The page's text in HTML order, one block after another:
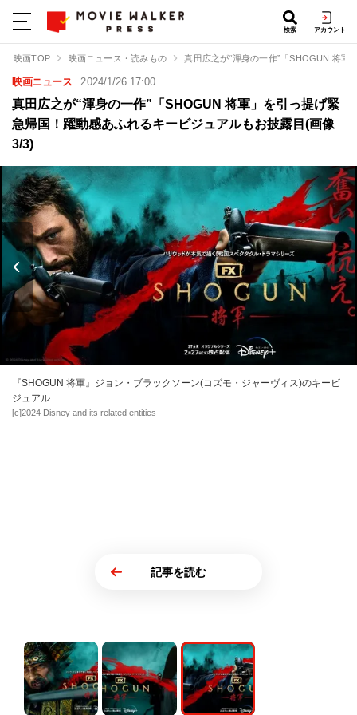
検索 アカウント
映画TOP 映画ニュース・読みもの 真田広之が“渾身の一作”「SHOGUN 将軍
映画ニュース 2024/1/26 17:00
真田広之が“渾身の一作”「SHOGUN 将軍」を引っ提げ緊
急帰国！躍動感あふれるキービジュアルもお披露目(画像
3/3)
『SHOGUN 将軍』ジョン・ブラックソーン(コズモ・ジャーヴィス)のキービ
ジュアル
[c]2024 Disney and its related entities
記事を読む